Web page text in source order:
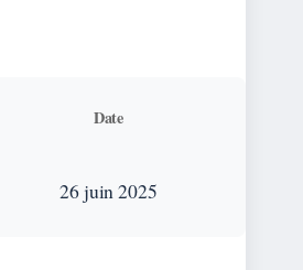
Date
26 juin 2025